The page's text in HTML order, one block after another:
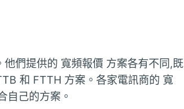
們提供的 寬頻報價 方案各有不同,既
和 FTTH 方案。各家電訊商的 寬
自己的方案。